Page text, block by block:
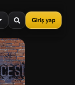
Giriş yap